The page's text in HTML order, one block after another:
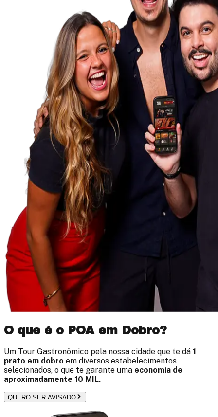
O que é o POA em Dobro?
Um Tour Gastronômico pela nossa cidade que te dá 1
prato em dobro em diversos estabelecimentos
selecionados, o que te garante uma economia de
aproximadamente 10 MIL.
QUERO SER AVISADO